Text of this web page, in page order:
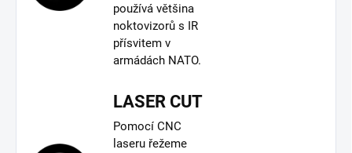
používá většina
noktovizorů s IR
přísvitem v
armádách NATO.
LASER CUT
Pomocí CNC
laseru řežeme